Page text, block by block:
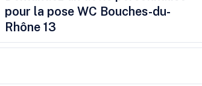
pour la pose WC Bouches-du-
Rhône 13